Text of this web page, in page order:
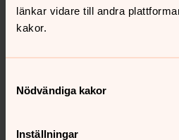
länkar vidare till andra
kakor.
Nödvändiga kakor
Inställningar
Foto: M.B.